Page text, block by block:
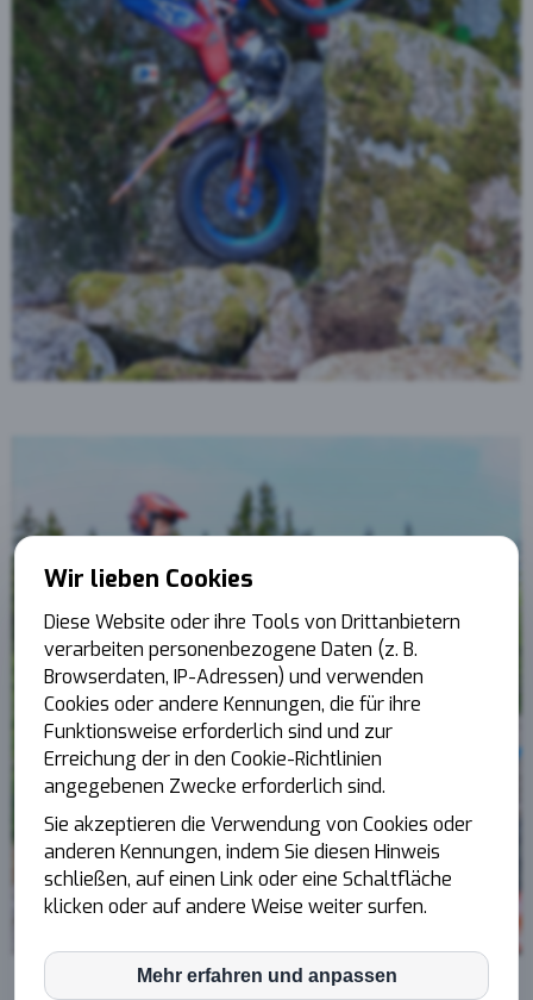
Wir lieben Cookies
Diese Website oder ihre Tools von Drittanbietern
verarbeiten personenbezogene Daten (z. B.
Browserdaten, IP-Adressen) und verwenden
Cookies oder andere Kennungen, die für ihre
Funktionsweise erforderlich sind und zur
Erreichung der in den Cookie-Richtlinien
angegebenen Zwecke erforderlich sind.
Sie akzeptieren die Verwendung von Cookies oder
anderen Kennungen, indem Sie diesen Hinweis
schließen, auf einen Link oder eine Schaltfläche
klicken oder auf andere Weise weiter surfen.
inCMS
Mehr erfahren und anpassen